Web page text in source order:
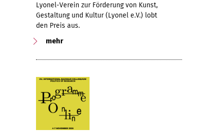
Lyonel-Verein zur Förderung von Kunst,
Gestaltung und Kultur (Lyonel e.V.) lobt
den Preis aus.
mehr